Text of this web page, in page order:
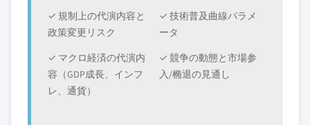
✓ 規制上の代演内容と
政策変更リスク
✓ 技術普及曲線パラメ
ータ
✓ マクロ経済の代演内
容（GDP成長、インフ
レ、通貨）
✓ 競争の動態と市場参
入/椭退の見通し